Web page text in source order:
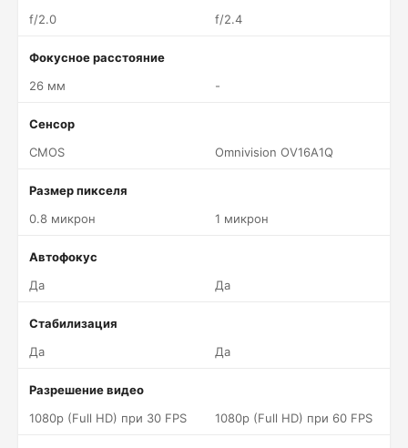
f/2.0
f/2.4
Фокусное расстояние
26 мм
-
Сенсор
CMOS
Omnivision OV16A1Q
Размер пикселя
0.8 микрон
1 микрон
Автофокус
Да
Да
Стабилизация
Да
Да
Разрешение видео
1080p (Full HD) при 30 FPS
1080p (Full HD) при 60 FPS